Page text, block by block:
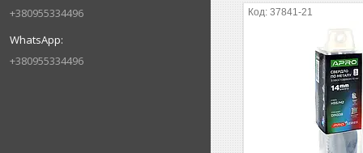
+380955334496
+380955334496
37841-21